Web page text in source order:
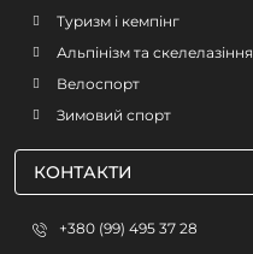
Туризм і кемпінг
Альпінізм та скелелазіння
Велоспорт
Зимовий спорт
КОНТАКТИ
+380 (99) 495 37 28